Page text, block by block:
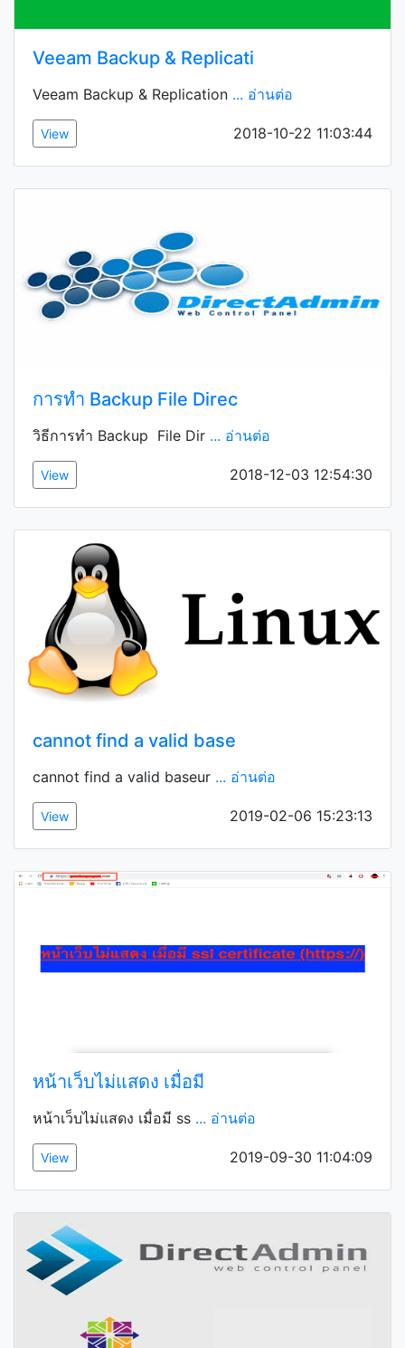
Veeam Backup & Replicati
Veeam Backup & Replication ... อ่านต่อ
View 2018-10-22 11:03:44
การทำ Backup File Direc
วิธีการทำ Backup File Dir ... อ่านต่อ
View 2018-12-03 12:54:30
cannot find a valid base
cannot find a valid baseur ... อ่านต่อ
View 2019-02-06 15:23:13
หน้าเว็บไม่แสดง เมื่อมี
หน้าเว็บไม่แสดง เมื่อมี ss ... อ่านต่อ
View 2019-09-30 11:04:09